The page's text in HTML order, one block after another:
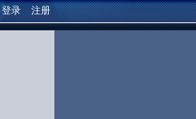
登录 注册